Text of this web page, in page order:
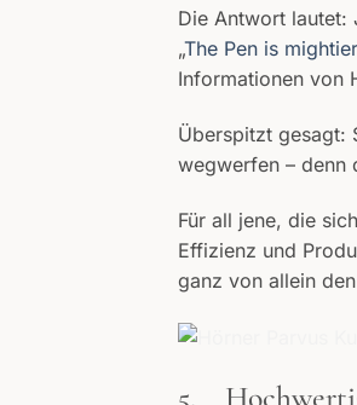
Die Antwort lautet:
„The Pen is
Informationen von
Überspitzt gesagt:
wegwerfen – denn
Für all jene, die
Effizienz und
ganz von allein
5.